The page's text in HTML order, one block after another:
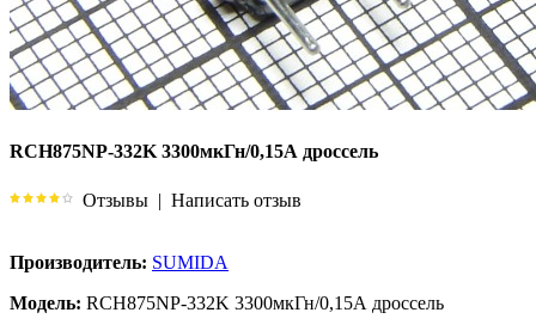
RCH875NP-332K 3300мкГн/0,15А дроссель
Отзывы | Написать отзыв
Производитель: SUMIDA
Модель: RCH875NP-332K 3300мкГн/0,15А дроссель